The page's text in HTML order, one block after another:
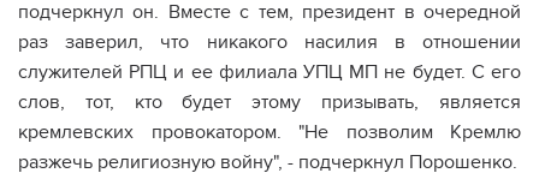
подчеркнул он. Вместе с тем, президент в очередной
раз заверил, что никакого насилия в отношении
служителей РПЦ и ее филиала УПЦ МП не будет. С его
слов, тот, кто будет этому призывать, является
кремлевских провокатором. "Не позволим Кремлю
разжечь религиозную войну", - подчеркнул Порошенко.